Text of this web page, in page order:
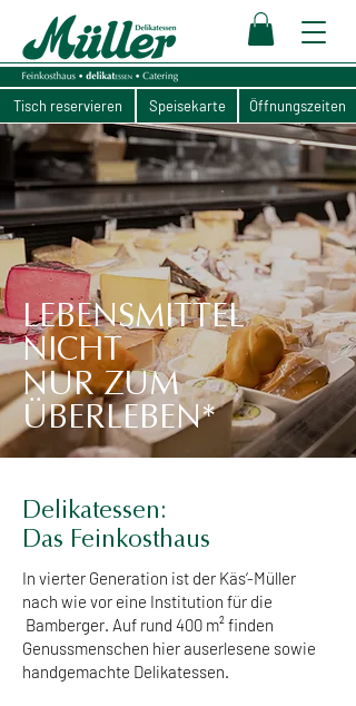
Speisekarte Öffnungszeiten
Tisch reservieren
LEBENSMITTEL
NICHT
NUR ZUM
ÜBERLEBEN*
Delikatessen:
Das Feinkosthaus
In vierter Generation ist der Käs‘-Müller
nach wie vor eine Institution für die
Bamberger. Auf rund 400 m² finden
Genussmenschen hier auserlesene sowie
handgemachte Delikatessen.